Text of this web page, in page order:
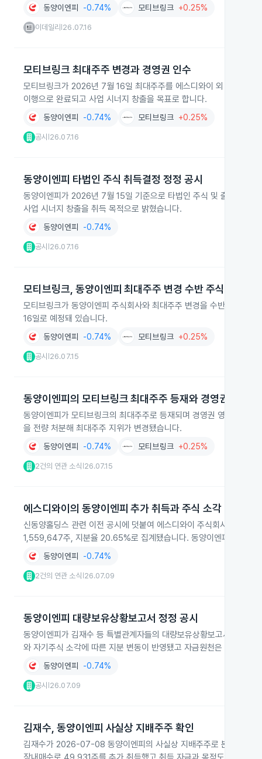
동양이엔피 -0.74% 모티브링크 +0.25%
이데일리 26.07.16
모티브링크 최대주주 변경과 경영권 인수
모티브링크가 2026년 7월 16일 최대주주를 에스디와이 외 3인에서
이행으로 완료되고 사업 시너지 창출을 목표로 합니다.
동양이엔피 -0.74% 모티브링크 +0.25%
공시 26.07.16
동양이엔피 타법인 주식 취득결정 정정 공시
동양이엔피가 2026년 7월 15일 기준으로 타법인 주식 및 출자증권
사업 시너지 창출을 취득 목적으로 밝혔습니다.
동양이엔피 -0.74%
공시 26.07.16
모티브링크, 동양이엔피 최대주주 변경 수반 주식양수도
모티브링크가 동양이엔피 주식회사와 최대주주 변경을 수반하는 주
16일로 예정돼 있습니다.
동양이엔피 -0.74% 모티브링크 +0.25%
공시 26.07.15
동양이엔피의 모티브링크 최대주주 등재와 경영권 변경
동양이엔피가 모티브링크의 최대주주로 등재되며 경영권 영향력 행
을 전량 처분해 최대주주 지위가 변경됐습니다.
동양이엔피 -0.74% 모티브링크 +0.25%
2건의 연관 소식 26.07.15
에스디와이의 동양이엔피 추가 취득과 주식 소각
신동양홀딩스 관련 이전 공시에 덧붙여 에스디와이 주식회사는
1,559,647주, 지분율 20.65%로 집계됐습니다. 동양이엔피는
동양이엔피 -0.74%
2건의 연관 소식 26.07.09
동양이엔피 대량보유상황보고서 정정 공시
동양이엔피가 김재수 등 특별관계자들의 대량보유상황보고서에 대
와 자기주식 소각에 따른 지분 변동이 반영됐고 자금원천은 배당금
동양이엔피 -0.74%
공시 26.07.09
김재수, 동양이엔피 사실상 지배주주 확인
김재수가 2026-07-08 동양이엔피의 사실상 지배주주로 본인과 특